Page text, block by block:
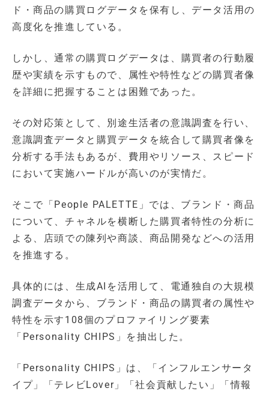
ド・商品の購買ログデータを保有し、データ活用の
高度化を推進している。
しかし、通常の購買ログデータは、購買者の行動履
歴や実績を示すもので、属性や特性などの購買者像
を詳細に把握することは困難であった。
その対応策として、別途生活者の意識調査を行い、
意識調査データと購買データを統合して購買者像を
分析する手法もあるが、費用やリソース、スピード
において実施ハードルが高いのが実情だ。
そこで「People PALETTE」では、ブランド・商品
について、チャネルを横断した購買者特性の分析に
よる、店頭での陳列や商談、商品開発などへの活用
を推進する。
具体的には、生成AIを活用して、電通独自の大規模
調査データから、ブランド・商品の購買者の属性や
特性を示す108個のプロファイリング要素
「Personality CHIPS」を抽出した。
「Personality CHIPS」は、「インフルエンサータ
イプ」「テレビLover」「社会貢献したい」「情報